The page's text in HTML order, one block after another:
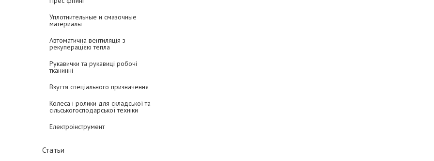
Уплотнительные и смазочные
материалы
Автоматична вентиляція з
рекуперацією тепла
Рукавички та рукавиці робочі
тканинні
Взуття спеціального призначення
Колеса і ролики для складської та
сільськогосподарської техніки
Електроінструмент
Статьи